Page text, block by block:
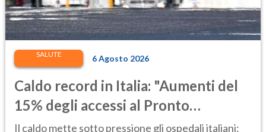
SALUTE 6 Agosto 2026
Caldo record in Italia: "Aumenti del
15% degli accessi al Pronto
Soccorso"
Il caldo mette sotto pressione gli ospedali italiani: